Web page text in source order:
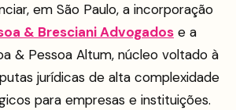
em São Paulo, a incorporação
& Bresciani Advogados e a
& Pessoa Altum, núcleo voltado à
jurídicas de alta complexidade
para empresas e instituições.